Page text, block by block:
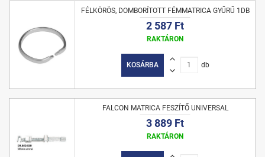
FÉLKÖRÖS, DOMBORÍTOTT FÉMMATRICA GYŰRŰ 1DB
2 587 Ft
RAKTÁRON
KOSÁRBA db
FALCON MATRICA FESZÍTŐ UNIVERSAL
3 889 Ft
RAKTÁRON